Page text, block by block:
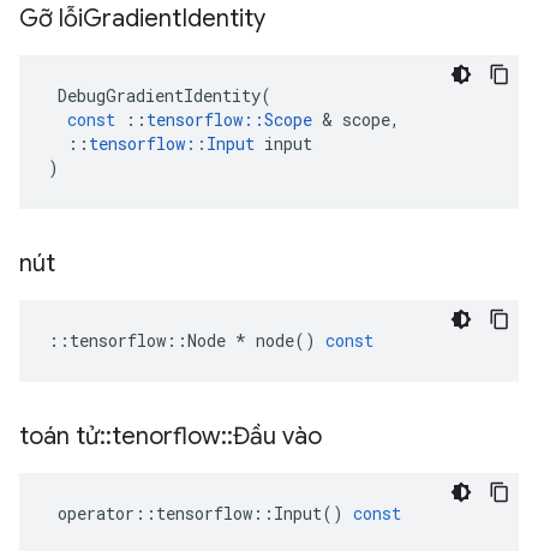
Gỡ lỗiGradientIdentity
DebugGradientIdentity(
const
:: tensorflow ::Scope & scope,
:: tensorflow :: Input input
)
nút
:: tensorflow ::Node * node() const
toán tử::tenorflow::Đầu vào
operator :: tensorflow :: Input() const